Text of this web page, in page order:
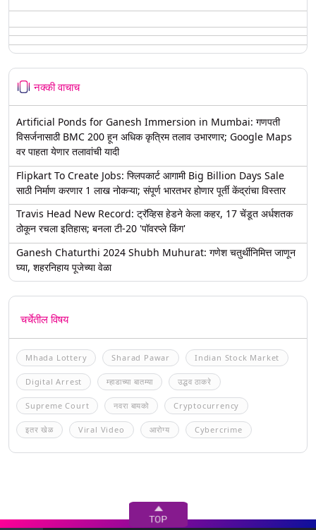
नक्की वाचाच
Artificial Ponds for Ganesh Immersion in Mumbai: गणपती
विसर्जनासाठी BMC 200 हून अधिक कृत्रिम तलाव उभारणार; Google Maps
वर पाहता येणार तलावांची यादी
Flipkart To Create Jobs: फ्लिपकार्ट आगामी Big Billion Days Sale
साठी निर्माण करणार 1 लाख नोकऱ्या; संपूर्ण भारतभर होणार पूर्ती केंद्रांचा विस्तार
Travis Head New Record: ट्रॅव्हिस हेडने केला कहर, 17 चेंडूत अर्धशतक
ठोकून रचला इतिहास; बनला टी-20 'पॉवरप्ले किंग'
Ganesh Chaturthi 2024 Shubh Muhurat: गणेश चतुर्थीनिमित्त जाणून
घ्या, शहरनिहाय पूजेच्या वेळा
चर्चेतील विषय
Mhada Lottery Sharad Pawar Indian Stock Market
Digital Arrest म्हाडाच्या बातम्या उद्धव ठाकरे
Supreme Court नवरा बायको Cryptocurrency
इतर खेळ Viral Video आरोग्य Cybercrime